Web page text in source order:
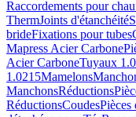
Raccordements pour
ThermJoints d'étanchéité
brideFixations pour tubes
Mapress Acier Carbone
Acier CarboneTuyaux
1.0215Mamelons
ManchonsRéductions
RéductionsCoudesPièces